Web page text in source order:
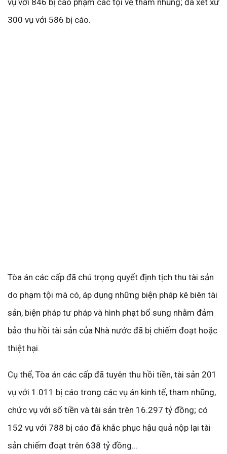
vụ với 846 bị cáo phạm các tội về tham nhũng; đã xét xử
300 vụ với 586 bị cáo.
Tòa án các cấp đã chú trọng quyết định tịch thu tài sản
do phạm tội mà có, áp dụng những biện pháp kê biên tài
sản, biện pháp tư pháp và hình phạt bổ sung nhằm đảm
bảo thu hồi tài sản của Nhà nước đã bị chiếm đoạt hoặc
thiệt hại.
Cụ thể, Tòa án các cấp đã tuyên thu hồi tiền, tài sản 201
vụ với 1.011 bị cáo trong các vụ án kinh tế, tham nhũng,
chức vụ với số tiền và tài sản trên 16.297 tỷ đồng; có
152 vụ với 788 bị cáo đã khắc phục hậu quả nộp lại tài
sản chiếm đoạt trên 638 tỷ đồng…